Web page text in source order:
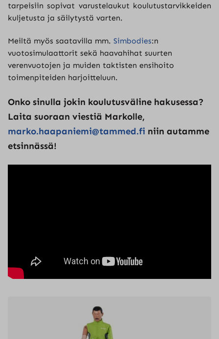
tarpeisiin sopivat varustelaukut koulutustarvikkeiden
kuljetusta ja säilytystä varten.
Meiltä myös saatavilla mm. Simbodies:n
vuotosimulaattorit sekä haavahihat suurten
verenvuotojen ja muiden taktisten ensihoito
toimenpiteiden harjoitteluun.
Onko sinulla jokin koulutusväline hakusessa?
Laita suoraan viestiä Markolle,
marko.haapaniemi@tammed.fi niin autamme
etsinnässä!